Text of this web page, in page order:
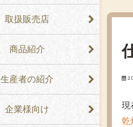
取扱販売店
商品紹介
生産者の紹介
企業様向け
現
乾